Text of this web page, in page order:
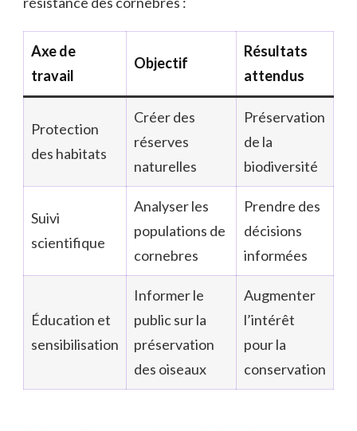
Axe de
travail
Objectif
Résultats
attendus
Protection
des habitats
Créer des
réserves
naturelles
Préservation
de la
biodiversité
Suivi
scientifique
Analyser les
populations de
cornebres
Prendre des
décisions
informées
Éducation et
sensibilisation
Informer le
public sur la
préservation
des oiseaux
Augmenter
l’intérêt
pour la
conservation